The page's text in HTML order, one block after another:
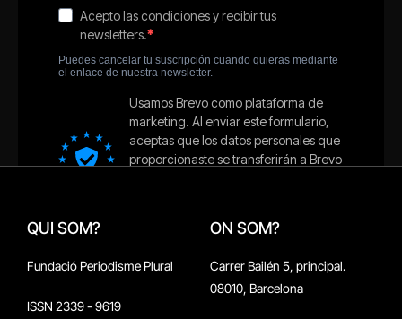
QUI SOM?
Fundació Periodisme Plural
ISSN 2339 - 9619
ON SOM?
Carrer Bailén 5, principal.
08010, Barcelona